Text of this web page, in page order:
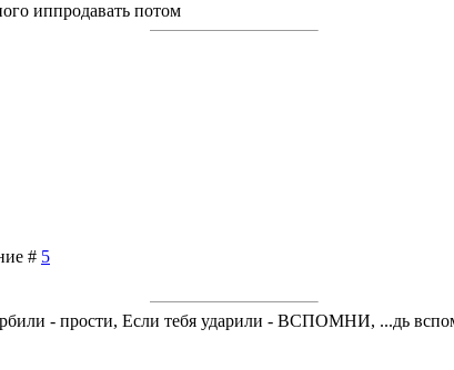
иппродавать потом
# 5
- прости, Если тебя ударили - ВСПОМНИ, ...дь